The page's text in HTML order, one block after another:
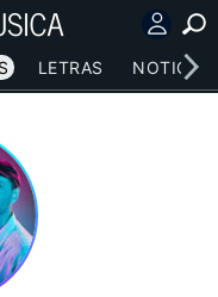
LETRAS NOTICIAS